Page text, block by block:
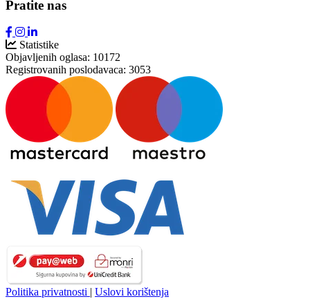
Pratite nas
Statistike
Objavljenih oglasa: 10172
Registrovanih poslodavaca: 3053
Politika privatnosti | Uslovi korištenja